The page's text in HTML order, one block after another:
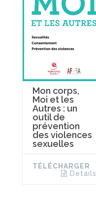
Mon corps,
Moi et les
Autres : un
outil de
prévention
des violences
sexuelles
TÉLÉCHARGER
Details